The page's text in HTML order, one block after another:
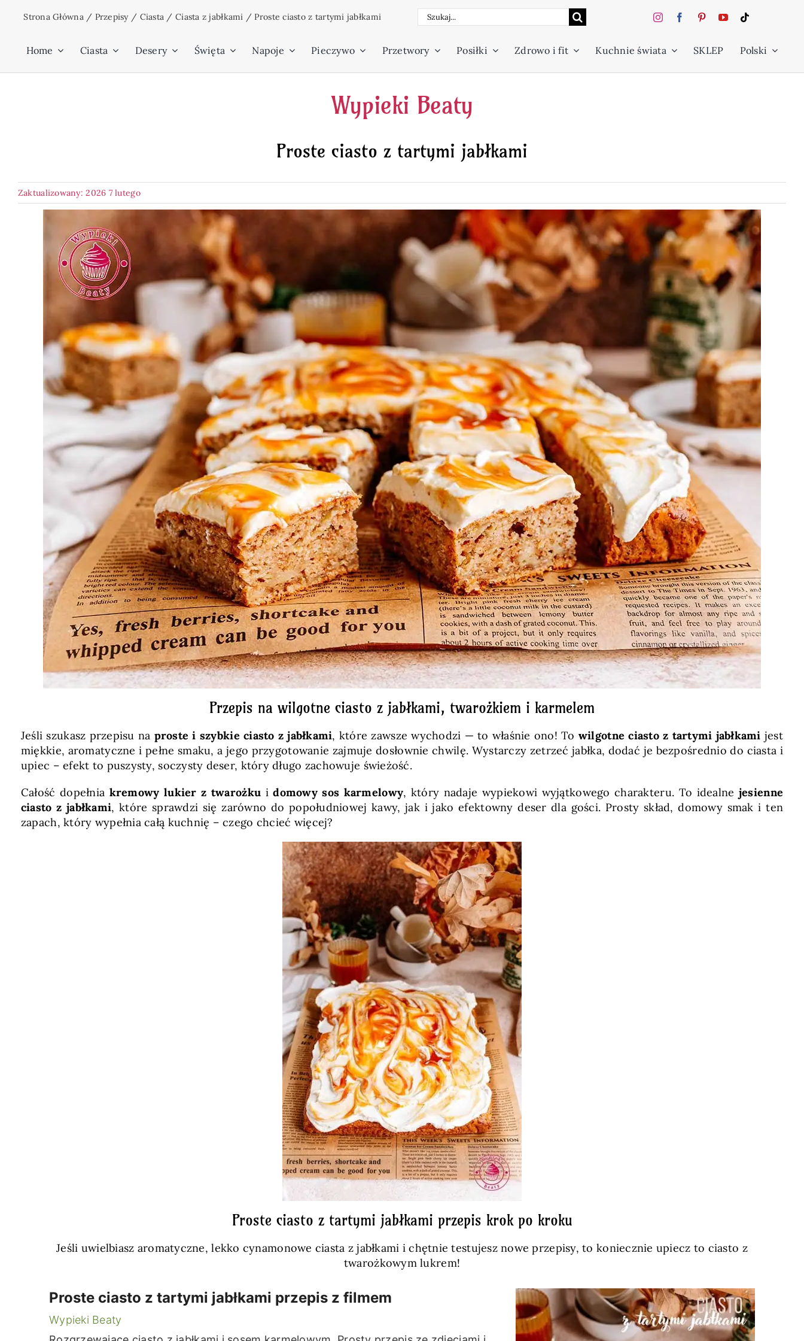
Strona Główna/ Przepisy/ Ciasta /Ciasta z jabłkami /Proste ciasto z tartymi jabłkami Szukaj
Home Ciasta Desery Święta Napoje Pieczywo Przetwory Posiłki Zdrowo i fit Kuchnie świata SKLEP Polski
Wypieki Beaty
Proste ciasto z tartymi jabłkami
Zaktualizowany: 2026 7 lutego
Przepis na wilgotne ciasto z jabłkami, twarożkiem i karmelem
Jeśli szukasz przepisu na proste i szybkie ciasto z jabłkami, które zawsze wychodzi — to właśnie ono! To wilgotne ciasto z tartymi jabłkami jest
miękkie, aromatyczne i pełne smaku, a jego przygotowanie zajmuje dosłownie chwilę. Wystarczy zetrzeć jabłka, dodać je bezpośrednio do ciasta i
upiec – efekt to puszysty, soczysty deser, który długo zachowuje świeżość.
Całość dopełnia kremowy lukier z twarożku idomowy sos karmelowy, który nadaje wypiekowi wyjątkowego charakteru. To idealne jesienne
ciasto z jabłkami, które sprawdzi się zarówno do popołudniowej kawy, jak i jako efektowny deser dla gości. Prosty skład, domowy smak i ten
zapach, który wypełnia całą kuchnię – czego chcieć więcej?
Proste ciasto z tartymi jabłkami przepis krok po kroku
Jeśli uwielbiasz aromatyczne, lekko cynamonowe ciasta z jabłkami i chętnie testujesz nowe przepisy, to koniecznie upiecz to ciasto z
twarożkowym lukrem!
Proste ciasto z tartymi jabłkami przepis z filmem
Wypieki Beaty